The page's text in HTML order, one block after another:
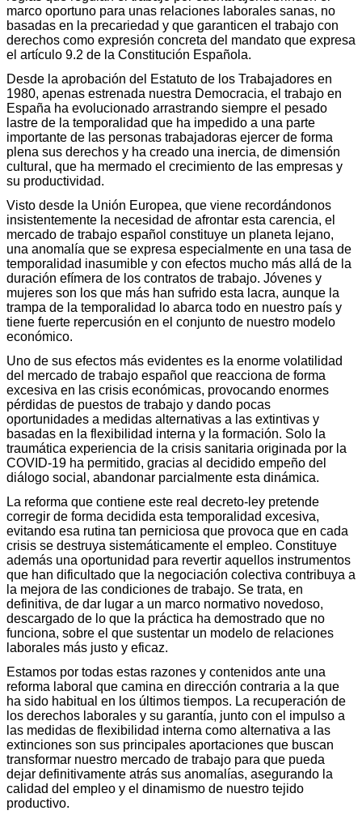
marco oportuno para unas relaciones laborales sanas, no
basadas en la precariedad y que garanticen el trabajo con
derechos como expresión concreta del mandato que expresa
el artículo 9.2 de la Constitución Española.
Desde la aprobación del Estatuto de los Trabajadores en
1980, apenas estrenada nuestra Democracia, el trabajo en
España ha evolucionado arrastrando siempre el pesado
lastre de la temporalidad que ha impedido a una parte
importante de las personas trabajadoras ejercer de forma
plena sus derechos y ha creado una inercia, de dimensión
cultural, que ha mermado el crecimiento de las empresas y
su productividad.
Visto desde la Unión Europea, que viene recordándonos
insistentemente la necesidad de afrontar esta carencia, el
mercado de trabajo español constituye un planeta lejano,
una anomalía que se expresa especialmente en una tasa de
temporalidad inasumible y con efectos mucho más allá de la
duración efímera de los contratos de trabajo. Jóvenes y
mujeres son los que más han sufrido esta lacra, aunque la
trampa de la temporalidad lo abarca todo en nuestro país y
tiene fuerte repercusión en el conjunto de nuestro modelo
económico.
Uno de sus efectos más evidentes es la enorme volatilidad
del mercado de trabajo español que reacciona de forma
excesiva en las crisis económicas, provocando enormes
pérdidas de puestos de trabajo y dando pocas
oportunidades a medidas alternativas a las extintivas y
basadas en la flexibilidad interna y la formación. Solo la
traumática experiencia de la crisis sanitaria originada por la
COVID-19 ha permitido, gracias al decidido empeño del
diálogo social, abandonar parcialmente esta dinámica.
La reforma que contiene este real decreto-ley pretende
corregir de forma decidida esta temporalidad excesiva,
evitando esa rutina tan perniciosa que provoca que en cada
crisis se destruya sistemáticamente el empleo. Constituye
además una oportunidad para revertir aquellos instrumentos
que han dificultado que la negociación colectiva contribuya a
la mejora de las condiciones de trabajo. Se trata, en
definitiva, de dar lugar a un marco normativo novedoso,
descargado de lo que la práctica ha demostrado que no
funciona, sobre el que sustentar un modelo de relaciones
laborales más justo y eficaz.
Estamos por todas estas razones y contenidos ante una
reforma laboral que camina en dirección contraria a la que
ha sido habitual en los últimos tiempos. La recuperación de
los derechos laborales y su garantía, junto con el impulso a
las medidas de flexibilidad interna como alternativa a las
extinciones son sus principales aportaciones que buscan
transformar nuestro mercado de trabajo para que pueda
dejar definitivamente atrás sus anomalías, asegurando la
calidad del empleo y el dinamismo de nuestro tejido
productivo.